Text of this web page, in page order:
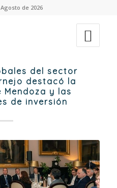
de 2026
del sector
destacó la
y las
de inversión